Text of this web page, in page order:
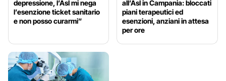
depressione, l’Asl mi nega
l’esenzione ticket sanitario
e non posso curarmi”
all’Asl in Campania: bloccati
piani terapeutici ed
esenzioni, anziani in attesa
per ore